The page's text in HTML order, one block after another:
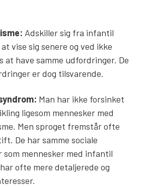
Adskiller sig fra infantil
vise sig senere og ved ikke
at have samme udfordringer. De
er dog tilsvarende.
Man har ikke forsinket
ligesom mennesker med
Men sproget fremstår ofte
De har samme sociale
mennesker med infantil
ofte mere detaljerede og